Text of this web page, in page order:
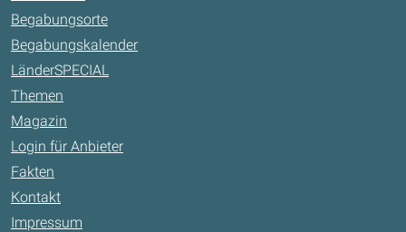
Begabungsorte
Begabungskalender
LänderSPECIAL
Themen
Magazin
Login für Anbieter
Fakten
Kontakt
Impressum